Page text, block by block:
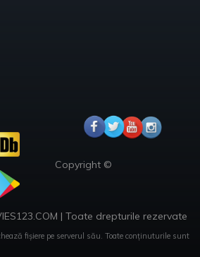
Copyright ©
| Toate drepturile rezervate
fișiere pe serverul său. Toate conținuturile sunt